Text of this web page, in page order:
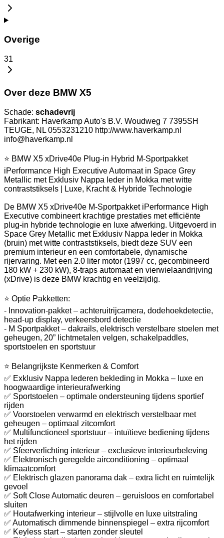
Overige
31
Over deze BMW X5
Schade: schadevrij
Fabrikant: Haverkamp Auto's B.V. Woudweg 7 7395SH
TEUGE, NL 0553231210 http://www.haverkamp.nl
info@haverkamp.nl
⭐ BMW X5 xDrive40e Plug-in Hybrid M-Sportpakket
iPerformance High Executive Automaat in Space Grey
Metallic met Exklusiv Nappa leder in Mokka met witte
contraststiksels | Luxe, Kracht & Hybride Technologie
De BMW X5 xDrive40e M-Sportpakket iPerformance High
Executive combineert krachtige prestaties met efficiënte
plug-in hybride technologie en luxe afwerking. Uitgevoerd in
Space Grey Metallic met Exklusiv Nappa leder in Mokka
(bruin) met witte contraststiksels, biedt deze SUV een
premium interieur en een comfortabele, dynamische
rijervaring. Met een 2.0 liter motor (1997 cc, gecombineerd
180 kW + 230 kW), 8-traps automaat en vierwielaandrijving
(xDrive) is deze BMW krachtig en veelzijdig.
⭐ Optie Pakketten:
- Innovation-pakket – achteruitrijcamera, dodehoekdetectie,
head-up display, verkeersbord detectie
- M Sportpakket – dakrails, elektrisch verstelbare stoelen met
geheugen, 20” lichtmetalen velgen, schakelpaddles,
sportstoelen en sportstuur
⭐ Belangrijkste Kenmerken & Comfort
✅ Exklusiv Nappa lederen bekleding in Mokka – luxe en
hoogwaardige interieurafwerking
✅ Sportstoelen – optimale ondersteuning tijdens sportief
rijden
✅ Voorstoelen verwarmd en elektrisch verstelbaar met
geheugen – optimaal zitcomfort
✅ Multifunctioneel sportstuur – intuïtieve bediening tijdens
het rijden
✅ Sfeerverlichting interieur – exclusieve interieurbeleving
✅ Elektronisch geregelde airconditioning – optimaal
klimaatcomfort
✅ Elektrisch glazen panorama dak – extra licht en ruimtelijk
gevoel
✅ Soft Close Automatic deuren – geruisloos en comfortabel
sluiten
✅ Houtafwerking interieur – stijlvolle en luxe uitstraling
✅ Automatisch dimmende binnenspiegel – extra rijcomfort
✅ Keyless start – starten zonder sleutel